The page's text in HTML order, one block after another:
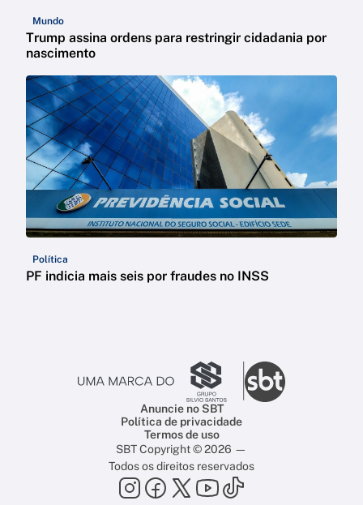
Mundo
Trump assina ordens para restringir cidadania por
nascimento
Política
PF indicia mais seis por fraudes no INSS
Anuncie no SBT
Política de privacidade
Termos de uso
SBT Copyright © 2026 —
Todos os direitos reservados